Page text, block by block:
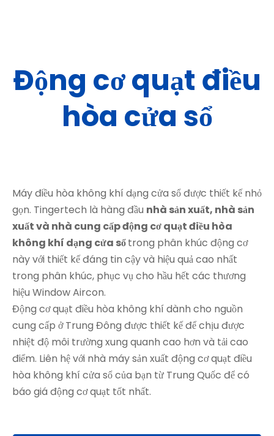
Động cơ quạt điều
hòa cửa sổ
Máy điều hòa không khí dạng cửa sổ được thiết kế nhỏ
gọn. Tingertech là hàng đầu nhà sản xuất, nhà sản
xuất và nhà cung cấp động cơ quạt điều hòa
không khí dạng cửa sổtrong phân khúc động cơ
này với thiết kế đáng tin cậy và hiệu quả cao nhất
trong phân khúc, phục vụ cho hầu hết các thương
hiệu Window Aircon.
Động cơ quạt điều hòa không khí dành cho nguồn
cung cấp ở Trung Đông được thiết kế để chịu được
nhiệt độ môi trường xung quanh cao hơn và tải cao
điểm. Liên hệ với nhà máy sản xuất động cơ quạt điều
hòa không khí cửa sổ của bạn từ Trung Quốc để có
báo giá động cơ quạt tốt nhất.